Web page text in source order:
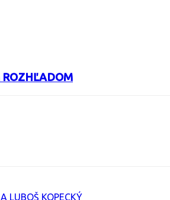
ROZHĽADOM
LUBOŠ KOPECKÝ